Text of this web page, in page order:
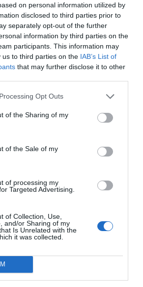
on personal information utilized by
disclosed to third parties prior to
separately opt-out of the further
information by third parties on the
participants. This information may
us to third parties on the IAB’s List of
that may further disclose it to other
Opt Outs
of the Sharing of my
of the Sale of my
of processing my
Targeted Advertising.
of Collection, Use,
and/or Sharing of my
Is Unrelated with the
it was collected.
de Emaús se han convertido en
con Cristo para miles de
en una modesta parroquia de
setenta, este movimiento ha
reconciliación y renovación
corazones. Este libro
esa llama encendida por el
una invitación sencilla:
la vida desde dentro.
Emaús aprende que el mejor
este artículo?
newsletter y recibe cada dia
más destacado de Hispanidad